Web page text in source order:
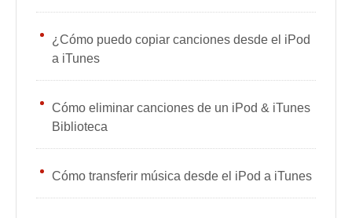
¿Cómo puedo copiar canciones desde el iPod
a iTunes
Cómo eliminar canciones de un iPod & iTunes
Biblioteca
Cómo transferir música desde el iPod a iTunes